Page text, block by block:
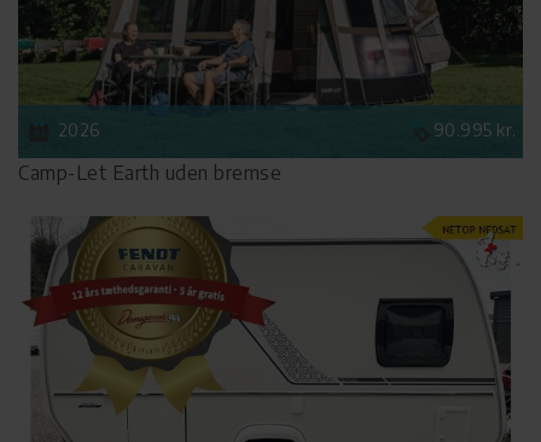
2026 90.995 kr.
Camp-Let Earth uden bremse